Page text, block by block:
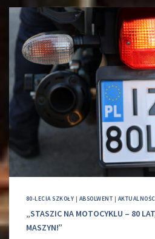
80-LECIA SZKOŁY | ABSOLWENT |
„STASZIC NA MOTOCYKLU – 80
MASZYN!”